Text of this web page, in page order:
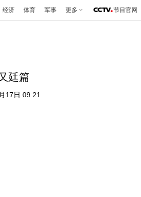
经济 体育 军事 更多 节目官网
廷篇
17日 09:21